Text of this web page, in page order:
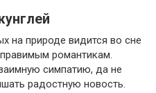
на природе видится во сне
романтикам.
симпатию, да не
радостную новость.